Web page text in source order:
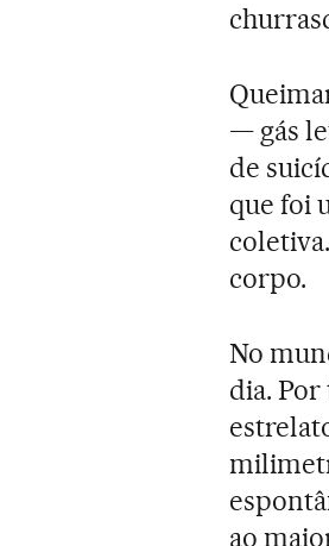
— gás
de
que foi
corpo.
No
dia.
ao